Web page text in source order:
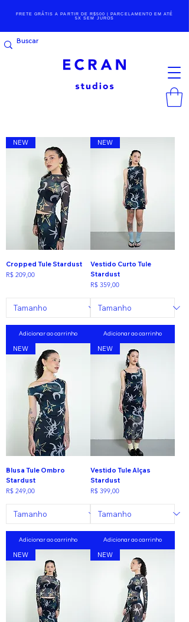
FRETE GRÁTIS A PARTIR DE R$500 | PARCELAMENTO EM ATÉ
5X SEM JUROS
NEW
Cropped Tule Stardust
Preço
R$ 209,00
Adicionar ao carrinho
NEW
Vestido Curto Tule
Stardust
Preço
R$ 359,00
Adicionar ao carrinho
NEW
Blusa Tule Ombro
Stardust
Preço
R$ 249,00
Adicionar ao carrinho
NEW
Vestido Tule Alças
Stardust
Preço
R$ 399,00
Adicionar ao carrinho
NEW NEW